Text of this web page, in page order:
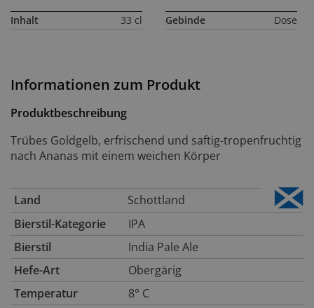
Informationen zum Produkt
Produktbeschreibung
Trübes Goldgelb, erfrischend und saftig-tropenfruchtig
nach Ananas mit einem weichen Körper
Land
Schottland
Bierstil-Kategorie
IPA
Bierstil
India Pale Ale
Hefe-Art
Obergärig
Temperatur
8° C
Inhalt 33 cl Gebinde Dose